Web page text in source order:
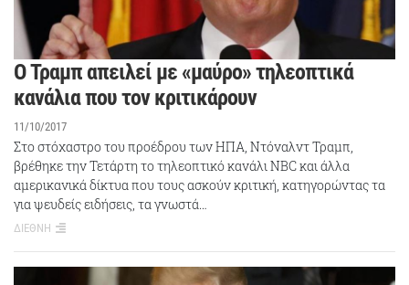
Ο Τραμπ απειλεί με «μαύρο» τηλεοπτικά
κανάλια που τον κριτικάρουν
11/10/2017
Στο στόχαστρο του προέδρου των ΗΠΑ, Ντόναλντ Τραμπ,
βρέθηκε την Τετάρτη το τηλεοπτικό κανάλι NBC και άλλα
αμερικανικά δίκτυα που τους ασκούν κριτική, κατηγορώντας τα
για ψευδείς ειδήσεις, τα γνωστά…
ΔΙΕΘΝΗ